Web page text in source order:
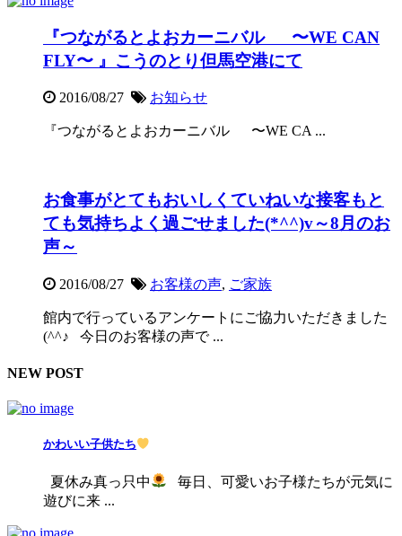
『つながるとよおカーニバル 〜WE CAN
FLY〜 』こうのとり但馬空港にて
2016/08/27 お知らせ
『つながるとよおカーニバル 〜WE CA ...
お食事がとてもおいしくていねいな接客もと
ても気持ちよく過ごせました(*^^)v～8月のお
声～
2016/08/27 お客様の声, ご家族
館内で行っているアンケートにご協力いただきました
(^^♪ 今日のお客様の声で ...
NEW POST
かわいい子供たち
夏休み真っ只中
毎日、可愛いお子様たちが元気に
遊びに来 ...